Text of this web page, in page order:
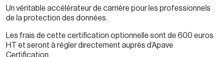
Un véritable accélérateur de carrière pour les professionnels
de la protection des données.
Les frais de cette certification optionnelle sont de 600 euros
HT et seront à régler directement auprès d’Apave
Certification.